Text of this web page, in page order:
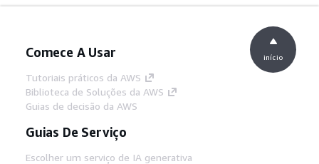
Comece A Usar
Tutoriais práticos da AWS
Biblioteca de Soluções da AWS
Guias de decisão da AWS
Guias De Serviço
Escolher um serviço de IA generativa
início